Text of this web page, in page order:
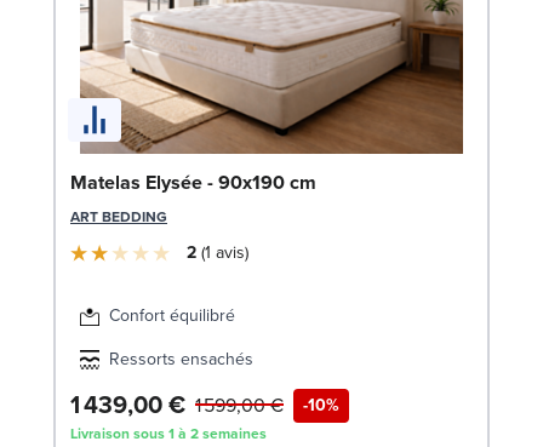
Matelas Elysée - 90x190 cm
ART BEDDING
2 1 avis
Confort équilibré
Ressorts ensachés
1 439,00 € -10%
1 599,00 €
Livraison sous 1 à 2 semaines